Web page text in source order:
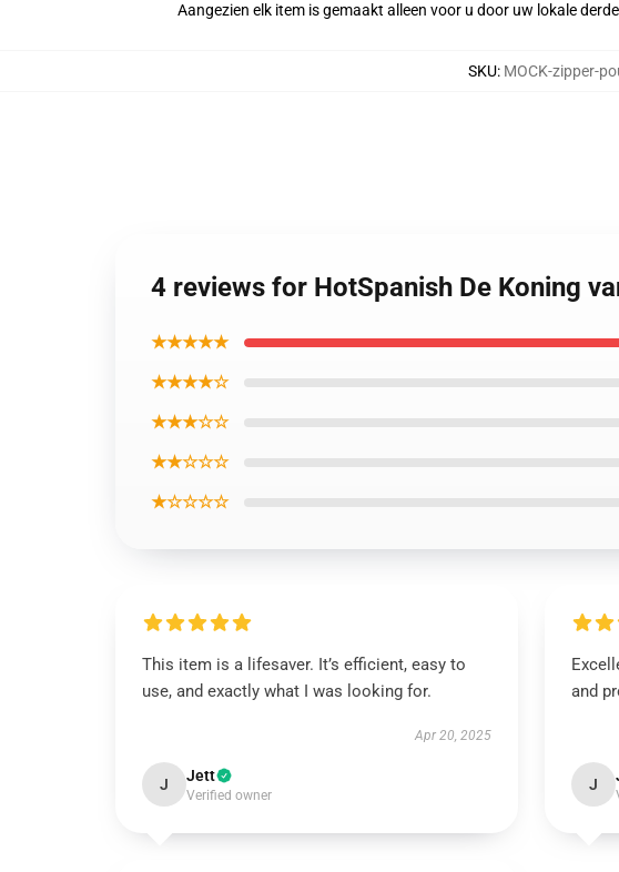
Aangezien elk item is gemaakt alleen voor u door uw lokale
SKU: MOCK-zipper-
4 reviews for HotSpanish De Koning
★★★★★
★★★★☆
★★★☆☆
★★☆☆☆
★☆☆☆☆
This item is a lifesaver. It’s efficient, easy to
use, and exactly what I was looking for.
Apr 20, 2025
J Jett
Verified owner
and
J